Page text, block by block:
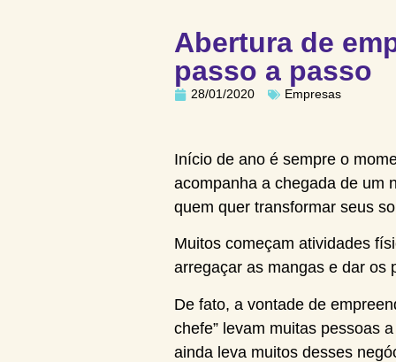
Abertura de
passo a passo
28/01/2020 Empresas
Início de ano é sempre o
acompanha a chegada de um
quem quer transformar seus
Muitos começam atividades
arregaçar as mangas e dar os
De fato, a vontade de
chefe” levam muitas pessoas
ainda leva muitos desses